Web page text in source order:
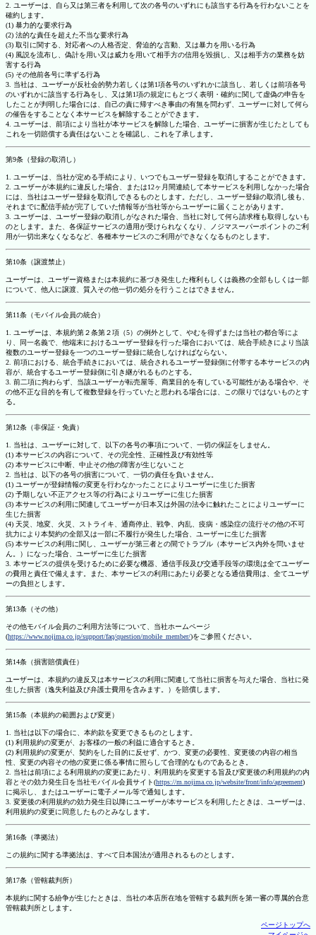
2. ユーザーは、自ら又は第三者を利用して次の各号のいずれにも該当する行為を行わないことを
確約します。
(1) 暴力的な要求行為
(2) 法的な責任を超えた不当な要求行為
(3) 取引に関する、対応者への人格否定、脅迫的な言動、又は暴力を用いる行為
(4) 風説を流布し、偽計を用い又は威力を用いて相手方の信用を毀損し、又は相手方の業務を妨
害する行為
(5) その他前各号に準ずる行為
3. 当社は、ユーザーが反社会的勢力若しくは第1項各号のいずれかに該当し、若しくは前項各号
のいずれかに該当する行為をし、又は第1項の規定にもとづく表明・確約に関して虚偽の申告を
したことが判明した場合には、自己の責に帰すべき事由の有無を問わず、ユーザーに対して何ら
の催告をすることなく本サービスを解除することができます。
4. ユーザーは、前項により当社が本サービスを解除した場合、ユーザーに損害が生じたとしても
これを一切賠償する責任はないことを確認し、これを了承します。
第9条（登録の取消し）
1. ユーザーは、当社が定める手続により、いつでもユーザー登録を取消しすることができます。
2. ユーザーが本規約に違反した場合、または12ヶ月間連続して本サービスを利用しなかった場合
には、当社はユーザー登録を取消しできるものとします。ただし、ユーザー登録の取消し後も、
それまでに配信手続が完了していた情報等が当社等からユーザーに届くことがあります。
3. ユーザーは、ユーザー登録の取消しがなされた場合、当社に対して何ら請求権も取得しないも
のとします。また、各保証サービスの適用が受けられなくなり、ノジマスーパーポイントのご利
用が一切出来なくなるなど、各種本サービスのご利用ができなくなるものとします。
第10条（譲渡禁止）
ユーザーは、ユーザー資格または本規約に基づき発生した権利もしくは義務の全部もしくは一部
について、他人に譲渡、質入その他一切の処分を行うことはできません。
第11条（モバイル会員の統合）
1. ユーザーは、本規約第２条第２項（5）の例外として、やむを得ずまたは当社の都合等によ
り、同一名義で、他端末におけるユーザー登録を行った場合においては、統合手続きにより当該
複数のユーザー登録を一つのユーザー登録に統合しなければならない。
2. 前項における、統合手続きにおいては、統合されるユーザー登録側に付帯する本サービスの内
容が、統合するユーザー登録側に引き継がれるものとする。
3. 前二項に拘わらず、当該ユーザーが転売屋等、商業目的を有している可能性がある場合や、そ
の他不正な目的を有して複数登録を行っていたと思われる場合には、この限りではないものとす
る。
第12条（非保証・免責）
1. 当社は、ユーザーに対して、以下の各号の事項について、一切の保証をしません。
(1) 本サービスの内容について、その完全性、正確性及び有効性等
(2) 本サービスに中断、中止その他の障害が生じないこと
2. 当社は、以下の各号の損害について、一切の責任を負いません。
(1) ユーザーが登録情報の変更を行わなかったことによりユーザーに生じた損害
(2) 予期しない不正アクセス等の行為によりユーザーに生じた損害
(3) 本サービスの利用に関連してユーザーが日本又は外国の法令に触れたことによりユーザーに
生じた損害
(4) 天災、地変、火災、ストライキ、通商停止、戦争、内乱、疫病・感染症の流行その他の不可
抗力により本契約の全部又は一部に不履行が発生した場合、ユーザーに生じた損害
(5) 本サービスの利用に関し、ユーザーが第三者との間でトラブル（本サービス内外を問いませ
ん。）になった場合、ユーザーに生じた損害
3. 本サービスの提供を受けるために必要な機器、通信手段及び交通手段等の環境は全てユーザー
の費用と責任で備えます。また、本サービスの利用にあたり必要となる通信費用は、全てユーザ
ーの負担とします。
第13条（その他）
その他モバイル会員のご利用方法等について、当社ホームページ
(https://www.nojima.co.jp/support/faq/question/mobile_member/)をご参照ください。
第14条（損害賠償責任）
ユーザーは、本規約の違反又は本サービスの利用に関連して当社に損害を与えた場合、当社に発
生した損害（逸失利益及び弁護士費用を含みます。）を賠償します。
第15条（本規約の範囲および変更）
1. 当社は以下の場合に、本約款を変更できるものとします。
(1) 利用規約の変更が、お客様の一般の利益に適合するとき。
(2) 利用規約の変更が、契約をした目的に反せず、かつ、変更の必要性、変更後の内容の相当
性、変更の内容その他の変更に係る事情に照らして合理的なものであるとき。
2. 当社は前項による利用規約の変更にあたり、利用規約を変更する旨及び変更後の利用規約の内
容とその効力発生日を当社モバイル会員サイト(https://m.nojima.co.jp/website/front/info/agreement)
に掲示し、またはユーザーに電子メール等で通知します。
3. 変更後の利用規約の効力発生日以降にユーザーが本サービスを利用したときは、ユーザーは、
利用規約の変更に同意したものとみなします。
第16条（準拠法）
この規約に関する準拠法は、すべて日本国法が適用されるものとします。
第17条（管轄裁判所）
本規約に関する紛争が生じたときは、当社の本店所在地を管轄する裁判所を第一審の専属的合意
管轄裁判所とします。
ページトップへ